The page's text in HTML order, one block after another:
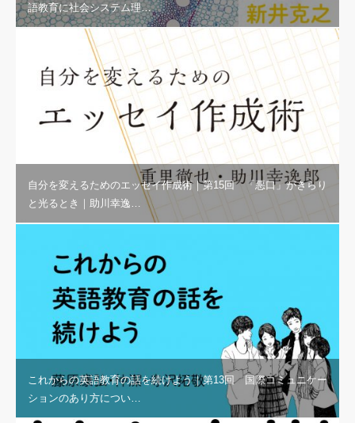
語教育に社会システム理…
自分を変えるためのエッセイ作成術｜第15回 「悪口」がきらり
と光るとき｜助川幸逸…
これからの英語教育の話を続けよう｜第13回 国際コミュニケー
ションのあり方につい…